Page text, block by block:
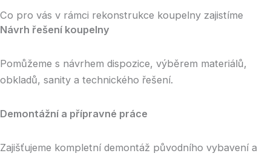
Co pro vás v rámci rekonstrukce koupelny zajistíme
Návrh řešení koupelny
Pomůžeme s návrhem dispozice, výběrem materiálů,
obkladů, sanity a technického řešení.
Demontážní a přípravné práce
Zajišťujeme kompletní demontáž původního vybavení a